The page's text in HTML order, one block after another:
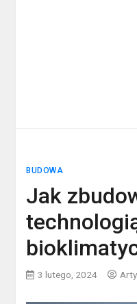
BUDOWA
Jak
3 lutego, 2024